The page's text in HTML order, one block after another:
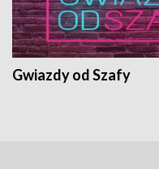
Gwiazdy od Szafy